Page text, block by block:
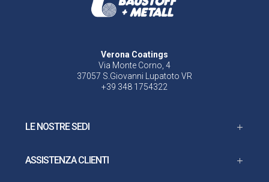
Verona Coatings
Via Monte Corno, 4
37057 S.Giovanni Lupatoto VR
+39 348 1754322
LE NOSTRE SEDI
ASSISTENZA CLIENTI